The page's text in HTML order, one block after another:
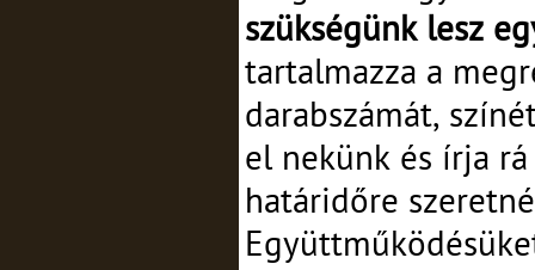
szükségünk lesz
tartalmazza a
darabszámát,
el nekünk és írja
határidőre